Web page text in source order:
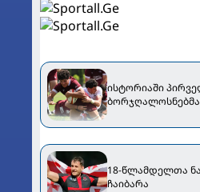
ისტორიაში პირველად -
18-წლამდელთა
ჩაიბარა